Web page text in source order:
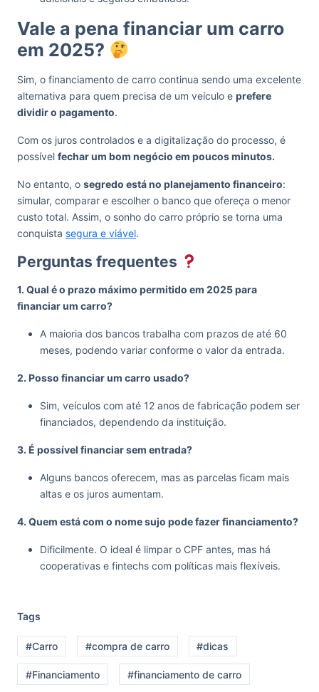
Vale a pena financiar um carro
em 2025?
Sim, o financiamento de carro continua sendo uma excelente
alternativa para quem precisa de um veículo e prefere
dividir o pagamento.
Com os juros controlados e a digitalização do processo, é
possível fechar um bom negócio em poucos minutos.
No entanto, o segredo está no planejamento financeiro:
simular, comparar e escolher o banco que ofereça o menor
custo total. Assim, o sonho do carro próprio se torna uma
conquista segura e viável.
Perguntas frequentes
1. Qual é o prazo máximo permitido em 2025 para
financiar um carro?
A maioria dos bancos trabalha com prazos de até 60
meses, podendo variar conforme o valor da entrada.
2. Posso financiar um carro usado?
Sim, veículos com até 12 anos de fabricação podem ser
financiados, dependendo da instituição.
3. É possível financiar sem entrada?
Alguns bancos oferecem, mas as parcelas ficam mais
altas e os juros aumentam.
4. Quem está com o nome sujo pode fazer financiamento?
Dificilmente. O ideal é limpar o CPF antes, mas há
cooperativas e fintechs com políticas mais flexíveis.
Tags
#Carro #compra de carro #dicas
#Financiamento #financiamento de carro